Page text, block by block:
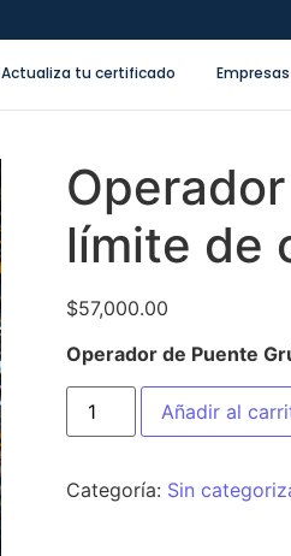
Actualiza tu certificado Empresas
límite de
$57,000.00
Operador de Puente
Añadir al
Categoría: Sin